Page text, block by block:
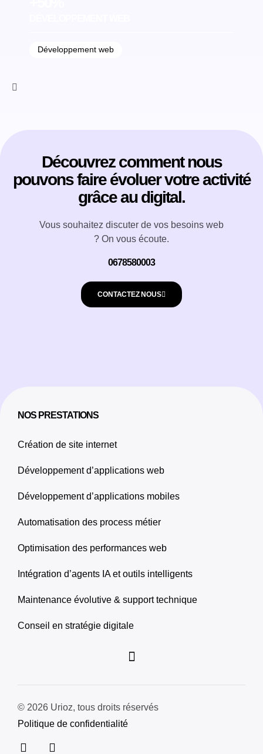
Développement web
Découvrez comment nous
pouvons faire évoluer votre activité
grâce au digital.
Vous souhaitez discuter de vos besoins web
? On vous écoute.
0678580003
CONTACTEZ NOUS
NOS PRESTATIONS
Création de site internet
Développement d’applications web
Développement d’applications mobiles
Automatisation des process métier
Optimisation des performances web
Intégration d’agents IA et outils intelligents
Maintenance évolutive & support technique
Conseil en stratégie digitale
© 2026 Urioz, tous droits réservés
Politique de confidentialité